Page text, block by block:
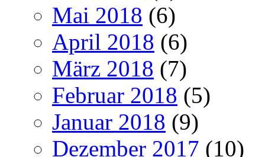
Mai 2018 (6)
April 2018 (6)
März 2018 (7)
Februar 2018 (5)
Januar 2018 (9)
Dezember 2017 (10)